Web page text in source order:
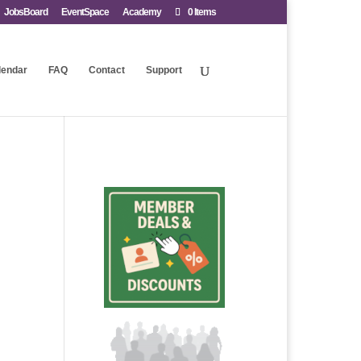
JobsBoard EventSpace Academy 0 Items
FAQ Contact Support